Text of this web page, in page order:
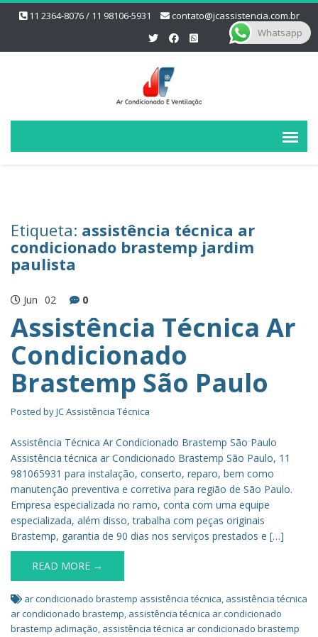
11 2364-8076 / 11 98106-5931 contato@jcassistencia.com.br
Etiqueta: assistência técnica ar
condicionado brastemp jardim
paulista
Jun 02 0
Assistência Técnica Ar
Condicionado
Brastemp São Paulo
Posted byJC Assistência Técnica
Assistência Técnica Ar Condicionado Brastemp São Paulo
Assistência técnica ar Condicionado Brastemp São Paulo, 11
981065931 para instalação, conserto, reparo, bem como
manutenção preventiva e corretiva para região de São Paulo.
Empresa especializada no ramo, conta com uma equipe
especializada, além disso, trabalha com peças originais
Brastemp, garantia de 90 dias nos serviços prestados e […]
READ MORE →
ar condicionado brastemp assistência técnica, assistência técnica
ar condicionado brastemp, assistência técnica ar condicionado
brastemp aclimação, assistência técnica ar condicionado brastemp
Whatsapp